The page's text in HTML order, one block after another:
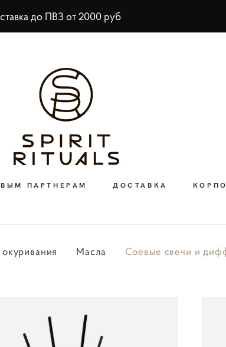
до ПВЗ от 2000
ПАРТНЕРАМ ДОСТАВКА
Масла Соевые свечи и